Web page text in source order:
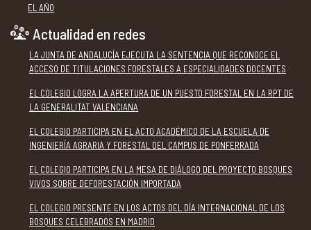
EL AÑO
Actualidad en redes
LA JUNTA DE ANDALUCÍA EJECUTA LA SENTENCIA QUE RECONOCE EL
ACCESO DE TITULACIONES FORESTALES A ESPECIALIDADES DOCENTES
EL COLEGIO LOGRA LA APERTURA DE UN PUESTO FORESTAL EN LA RPT DE
LA GENERALITAT VALENCIANA
EL COLEGIO PARTICIPA EN EL ACTO ACADÉMICO DE LA ESCUELA DE
INGENIERÍA AGRARIA Y FORESTAL DEL CAMPUS DE PONFERRADA
EL COLEGIO PARTICIPA EN LA MESA DE DIÁLOGO DEL PROYECTO BOSQUES
VIVOS SOBRE DEFORESTACIÓN IMPORTADA
EL COLEGIO PRESENTE EN LOS ACTOS DEL DÍA INTERNACIONAL DE LOS
BOSQUES CELEBRADOS EN MADRID